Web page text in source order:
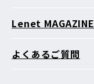
Lenet MAGAZINE
よくあるご質問